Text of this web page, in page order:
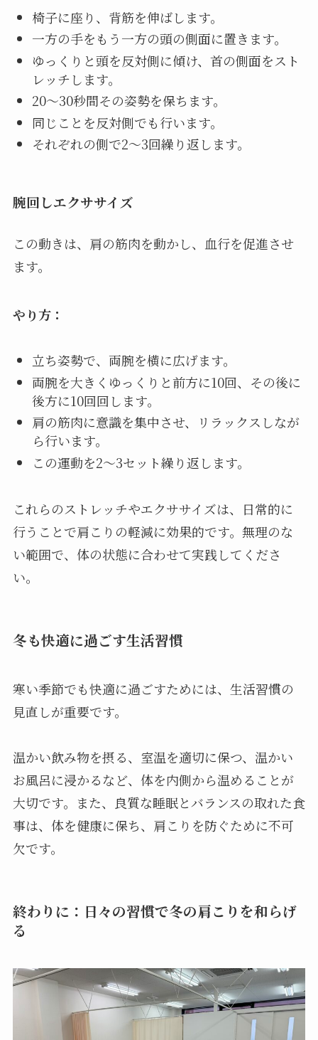
椅子に座り、背筋を伸ばします。
一方の手をもう一方の頭の側面に置きます。
ゆっくりと頭を反対側に傾け、首の側面をスト
レッチします。
20～30秒間その姿勢を保ちます。
同じことを反対側でも行います。
それぞれの側で2～3回繰り返します。
腕回しエクササイズ
この動きは、肩の筋肉を動かし、血行を促進させ
ます。
やり方：
立ち姿勢で、両腕を横に広げます。
両腕を大きくゆっくりと前方に10回、その後に
後方に10回回します。
肩の筋肉に意識を集中させ、リラックスしなが
ら行います。
この運動を2～3セット繰り返します。
これらのストレッチやエクササイズは、日常的に
行うことで肩こりの軽減に効果的です。無理のな
い範囲で、体の状態に合わせて実践してくださ
い。
冬も快適に過ごす生活習慣
寒い季節でも快適に過ごすためには、生活習慣の
見直しが重要です。
温かい飲み物を摂る、室温を適切に保つ、温かい
お風呂に浸かるなど、体を内側から温めることが
大切です。また、良質な睡眠とバランスの取れた食
事は、体を健康に保ち、肩こりを防ぐために不可
欠です。
終わりに：日々の習慣で冬の肩こりを和らげ
る